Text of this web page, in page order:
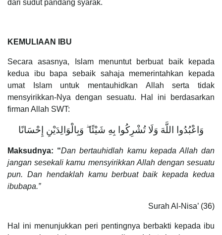
dari sudut pandang syarak.
KEMULIAAN IBU
Secara asasnya, Islam menuntut berbuat baik kepada
kedua ibu bapa sebaik sahaja memerintahkan kepada
umat Islam untuk mentauhidkan Allah serta tidak
mensyirikkan-Nya dengan sesuatu. Hal ini berdasarkan
firman Allah SWT:
وَاعْبُدُوا اللَّهَ وَلَا تُشْرِكُوا بِهِ شَيْئًا ۖ وَبِالْوَالِدَيْنِ إِحْسَانًا
Maksudnya: “Dan bertauhidlah kamu kepada Allah dan
jangan sesekali kamu mensyirikkan Allah dengan sesuatu
pun. Dan hendaklah kamu berbuat baik kepada kedua
ibubapa.”
Surah Al-Nisa’ (36)
Hal ini menunjukkan peri pentingnya berbakti kepada ibu